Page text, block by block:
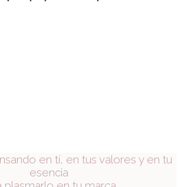
en tí, en tus valores y en tu
esencia